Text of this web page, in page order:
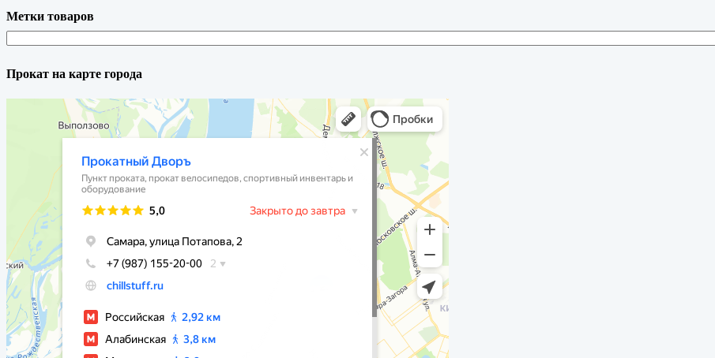
Метки товаров
Прокат на карте города